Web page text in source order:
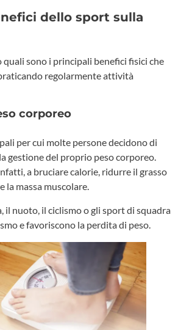
dello sport sulla
sono i principali benefici fisici che
regolarmente attività
corporeo
per cui molte persone decidono di
gestione del proprio peso corporeo.
a bruciare calorie, ridurre il grasso
la massa muscolare.
il nuoto, il ciclismo o gli sport di squadra
e favoriscono la perdita di peso.